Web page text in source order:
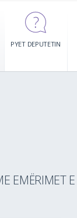
PYET DEPUTETIN